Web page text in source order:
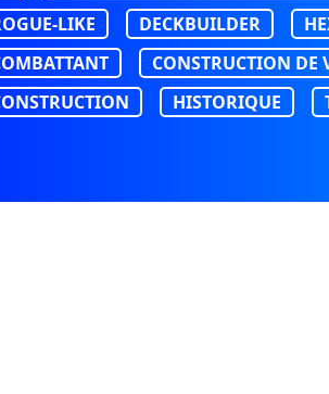
LIKE
DECKBUILDER
CONSTRUCTION DE
HISTORIQUE